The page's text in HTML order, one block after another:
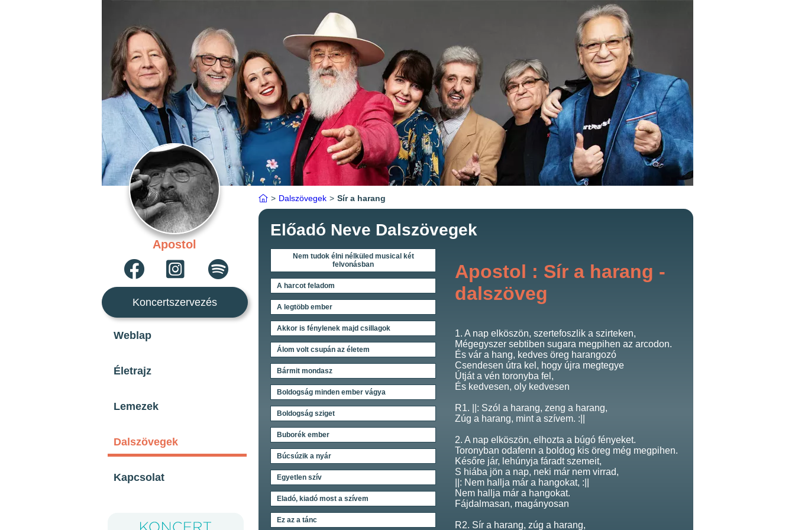
Apostol
Koncertszervezés
Weblap
Életrajz
Lemezek
Dalszövegek
Kapcsolat
> Dalszövegek > Sír a harang
Előadó Neve Dalszövegek
Nem tudok élni nélküled musical két
felvonásban
A harcot feladom
A legtöbb ember
Akkor is fénylenek majd csillagok
Álom volt csupán az életem
Bármit mondasz
Boldogság minden ember vágya
Boldogság sziget
Buborék ember
Búcsúzik a nyár
Egyetlen szív
Eladó, kiadó most a szívem
Ez az a tánc
Apostol : Sír a harang -
dalszöveg
1. A nap elköszön, szertefoszlik a szirteken,
Mégegyszer sebtiben sugara megpihen az arcodon.
És vár a hang, kedves öreg harangozó
Csendesen útra kel, hogy újra megtegye
Útját a vén toronyba fel,
És kedvesen, oly kedvesen
R1. ||: Szól a harang, zeng a harang,
Zúg a harang, mint a szívem. :||
2. A nap elköszön, elhozta a búgó fényeket.
Toronyban odafenn a boldog kis öreg még megpihen.
Későre jár, lehúnyja fáradt szemeit,
S hiába jön a nap, neki már nem virrad,
||: Nem hallja már a hangokat, :||
Nem hallja már a hangokat.
Fájdalmasan, magányosan
R2. Sír a harang, zúg a harang,